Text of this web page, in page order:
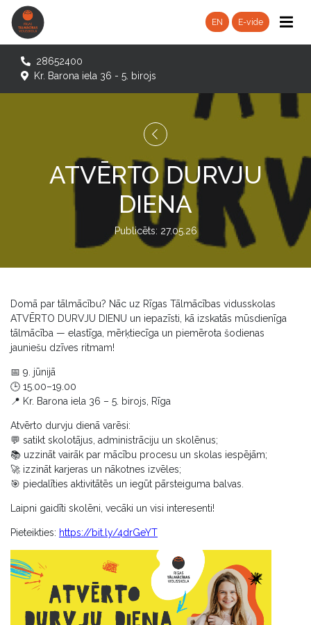
EN E-vide
28652400
Kr. Barona iela 36 - 5. birojs
ATVĒRTO DURVJU
DIENA
Publicēts: 27.05.26
Domā par tālmācību? Nāc uz Rīgas Tālmācības vidusskolas
ATVĒRTO DURVJU DIENU un iepazīsti, kā izskatās mūsdienīga
tālmācība — elastīga, mērķtiecīga un piemērota šodienas
jauniešu dzīves ritmam!
📅 9. jūnijā
🕒 15.00–19.00
📍 Kr. Barona iela 36 – 5. birojs, Rīga
Atvērto durvju dienā varēsi:
💬 satikt skolotājus, administrāciju un skolēnus;
📚 uzzināt vairāk par mācību procesu un skolas iespējām;
🚀 izzināt karjeras un nākotnes izvēles;
🎯 piedalīties aktivitātēs un iegūt pārsteiguma balvas.
Laipni gaidīti skolēni, vecāki un visi interesenti!
Pieteikties: https://bit.ly/4drGeYT